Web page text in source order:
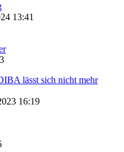
13:41
lässt sich nicht mehr
16:19